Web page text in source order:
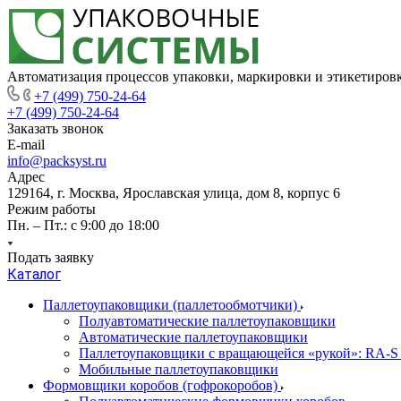
Автоматизация процессов упаковки, маркировки и
+7 (499) 750-24-64
+7 (499) 750-24-64
Заказать звонок
E-mail
info@packsyst.ru
Адрес
129164, г. Москва, Ярославская улица, дом 8, корпус 6
Режим работы
Пн. – Пт.: с 9:00 до 18:00
Подать заявку
Каталог
Паллетоупаковщики (паллетообмотчики)
Полуавтоматические паллетоупаковщики
Автоматические паллетоупаковщики
Паллетоупаковщики с вращающейся «рукой»: RA-
Мобильные паллетоупаковщики
Формовщики коробов (гофрокоробов)